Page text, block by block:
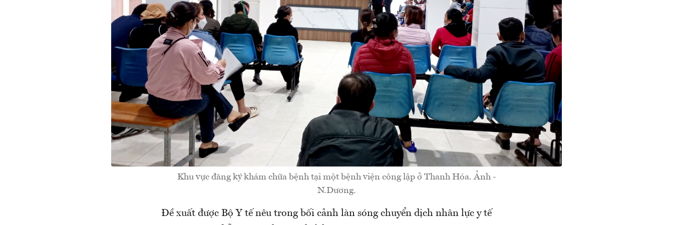
Khu vực đăng ký khám chữa bệnh tại một bệnh viện công lập ở Thanh Hóa. Ảnh -
N.Dương.
Đề xuất được Bộ Y tế nêu trong bối cảnh làn sóng chuyển dịch nhân lực y tế